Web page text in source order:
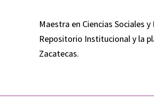
Maestra en Ciencias Sociales
Repositorio Institucional y la
Zacatecas.